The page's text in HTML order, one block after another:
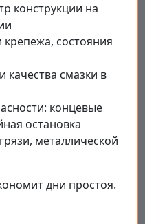
конструкции на
состояния
смазки в
концевые
остановка
металлической
дни простоя.